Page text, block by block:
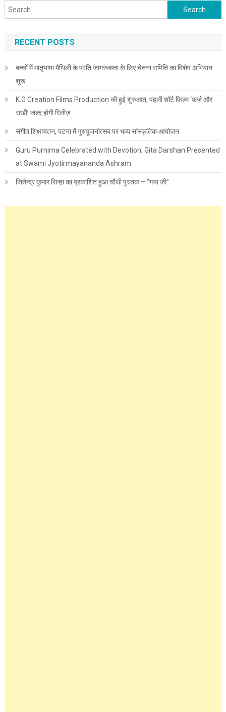
Search for:
RECENT POSTS
बच्चों में मातृभाषा मैथिली के प्रति जागरूकता के लिए चेतना समिति का विशेष अभियान
शुरू
K.G Creation Films Production की हुई शुरुआत, पहली शॉर्ट फ़िल्म ‘फ़र्ज़ और
राखी’ जल्द होगी रिलीज़
संगीत शिक्षायतन, पटना में गुरुपूजनोत्सव पर भव्य सांस्कृतिक आयोजन
Guru Purnima Celebrated with Devotion; Gita Darshan Presented
at Swami Jyotirmayananda Ashram
जितेन्द्र कुमार सिन्हा का प्रकाशित हुआ चौथी पुस्तक – “गया जी”